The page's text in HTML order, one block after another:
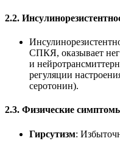
2.2.
СПКЯ, оказывает
и
регуляции
серотонин).
2.3. Физические
Гирсутизм: